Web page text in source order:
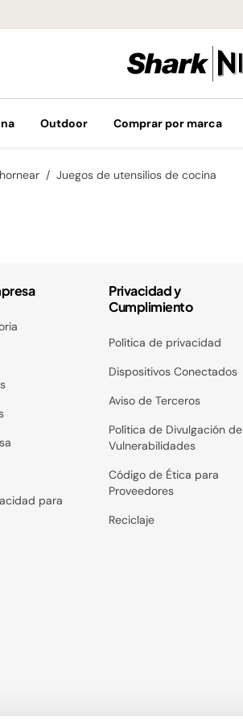
Outdoor Comprar por marca
Juegos de utensilios de cocina
para
Privacidad y
Cumplimiento
Política de privacidad
Dispositivos Conectados
Aviso de Terceros
Política de Divulgación de
Vulnerabilidades
Código de Ética para
Proveedores
Reciclaje